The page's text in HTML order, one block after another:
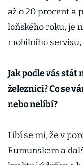
až o 20 procent a
loňského roku, je
mobilního
Jak podle vás
železnici? Co se
nebo nelíbí?
Libí se mi, že v
Rumunskem a